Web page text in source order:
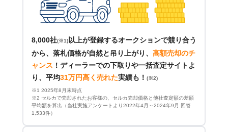
8,000社(※1)以上が登録するオークションで競り合う
から、落札価格が自然と吊り上がり、 高額売却のチ
ャンス ！ ディーラーでの下取りや一括査定サイトよ
り、平均31万円高く売れた実績も！ (※2)
※1 2025年8月末時点
※2 セルカで売却されたお客様の、セルカ売却価格と他社査定額の差額
平均額を算出（当社実施アンケートより2022年4月～2024年9月 回答
1,533件）